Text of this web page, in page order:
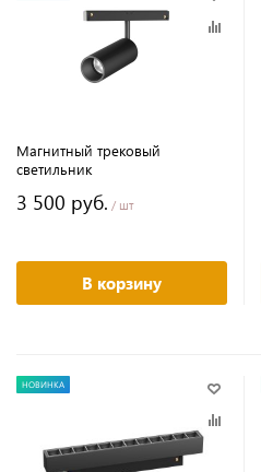
Магнитный трековый
светильник
3 500 руб. / шт
В корзину
НОВИНКА